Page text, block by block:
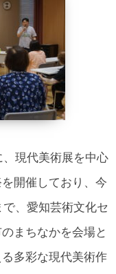
現代美術展を中心
開催しており、今
、愛知芸術文化セ
まちなかを会場と
多彩な現代美術作